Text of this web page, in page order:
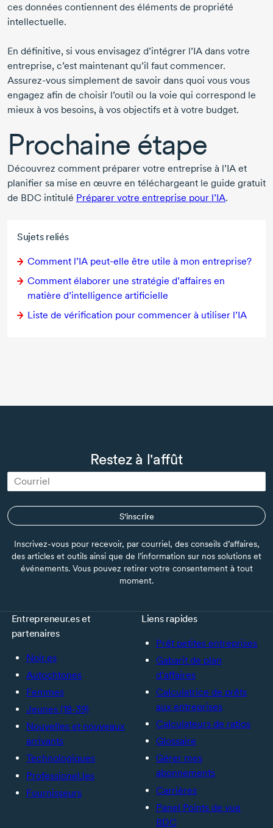
Sujets reliés
Comment l’IA peut-elle être utile à mon entreprise?
Comment élaborer une stratégie d’affaires en
matière d’intelligence artificielle
Liste de vérification pour commencer à utiliser l’IA
ces données contiennent des éléments de propriété
intellectuelle.
En définitive, si vous envisagez d’intégrer l’IA dans votre
entreprise, c’est maintenant qu’il faut commencer.
Assurez-vous simplement de savoir dans quoi vous vous
engagez afin de choisir l’outil ou la voie qui correspond le
mieux à vos besoins, à vos objectifs et à votre budget.
Prochaine étape
Découvrez comment préparer votre entreprise à l’IA et
planifier sa mise en œuvre en téléchargeant le guide gratuit
de BDC intitulé Préparer votre entreprise pour l’IA.
Restez à l'affût
S'inscrire
Inscrivez-vous pour recevoir, par courriel, des conseils d’affaires,
des articles et outils ainsi que de l’information sur nos solutions et
événements. Vous pouvez retirer votre consentement à tout
moment.
Entrepreneur.es et
partenaires
Noir.es
Autochtones
Femmes
Jeunes (18-39)
Nouvelles et nouveaux
arrivants
Technologiques
Professionel.les
Fournisseurs
Liens rapides
Prêt petites entreprises
Gabarit de plan
d’affaires
Calculatrice de prêts
aux entreprises
Calculateurs de ratios
Glossaire
Gérer mes
abonnements
Carrières
Panel Points de vue
BDC